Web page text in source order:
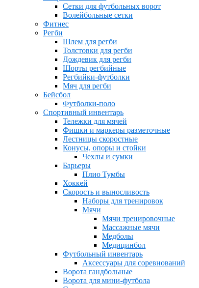
Сетки для футбольных ворот
Волейбольные сетки
Фитнес
Регби
Шлем для регби
Толстовки для регби
Дождевик для регби
Шорты регбийные
Регбийки-футболки
Мяч для регби
Бейсбол
Футболки-поло
Спортивный инвентарь
Тележки для мячей
Фишки и маркеры разметочные
Лестницы скоростные
Конусы, опоры и стойки
Чехлы и сумки
Барьеры
Плио Тумбы
Хоккей
Скорость и выносливость
Наборы для тренировок
Мячи
Мячи тренировочные
Массажные мячи
Медболы
Медицинбол
Футбольный инвентарь
Аксессуары для соревнований
Ворота гандбольные
Ворота для мини-футбола